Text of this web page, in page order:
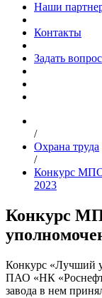
Наши
Контакты
Задать вопрос
/
Охрана труда
/
Конкурс
2023
Конкурс
Конкурс «Лучший
ПАО «НК
завода в нем